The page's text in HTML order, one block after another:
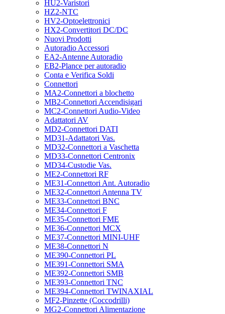
HU2-Varistori
HZ2-NTC
HV2-Optoelettronici
HX2-Convertitori DC/DC
Nuovi Prodotti
Autoradio Accessori
EA2-Antenne Autoradio
EB2-Plance per autoradio
Conta e Verifica Soldi
Connettori
MA2-Connettori a blochetto
MB2-Connettori Accendisigari
MC2-Connettori Audio-Video
Adattatori AV
MD2-Connettori DATI
MD31-Adattatori Vas.
MD32-Connettori a Vaschetta
MD33-Connettori Centronix
MD34-Custodie Vas.
ME2-Connettori RF
ME31-Connettori Ant. Autoradio
ME32-Connettori Antenna TV
ME33-Connettori BNC
ME34-Connettori F
ME35-Connettori FME
ME36-Connettori MCX
ME37-Connettori MINI-UHF
ME38-Connettori N
ME390-Connettori PL
ME391-Connettori SMA
ME392-Connettori SMB
ME393-Connettori TNC
ME394-Connettori TWINAXIAL
MF2-Pinzette (Coccodrilli)
MG2-Connettori Alimentazione